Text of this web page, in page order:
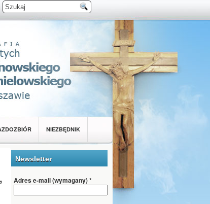
NIEZBĘDNIK
Newsletter
Adres e-mail (wymagany)*